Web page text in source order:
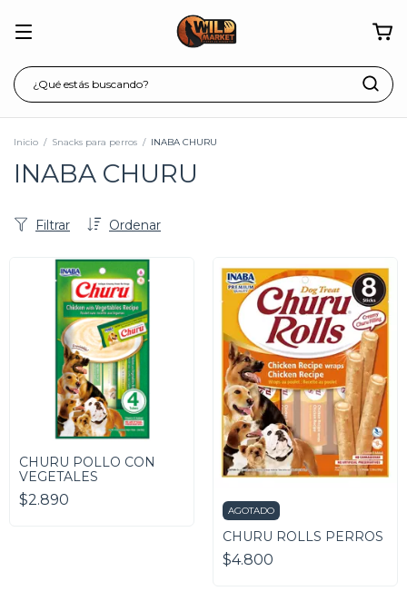
Inicio / Snacks para perros / INABA CHURU
INABA CHURU
Ordenar
Filtrar
CHURU POLLO CON
VEGETALES
$2.890
AGOTADO
CHURU ROLLS PERROS
$4.800